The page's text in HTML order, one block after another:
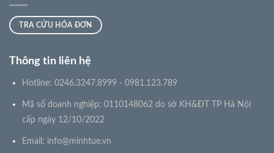
TRA CỨU HÓA ĐƠN
Thông tin liên hệ
Hotline: 0246.3247.8999 - 0981.123.789
Mã số doanh nghiệp: 0110148062 do sở KH&ĐT TP Hà Nội
cấp ngày 12/10/2022
Email: info@minhtue.vn